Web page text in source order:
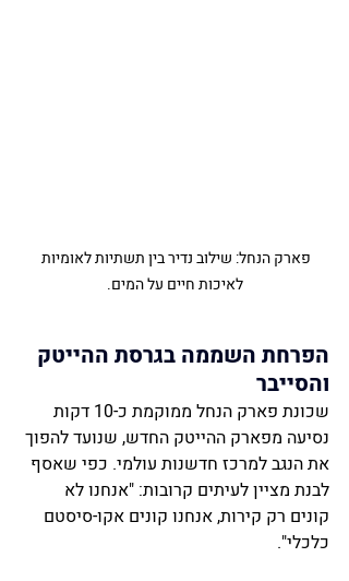
פארק הנחל: שילוב נדיר בין תשתיות לאומיות
לאיכות חיים על המים.
הפרחת השממה בגרסת ההייטק
והסייבר
שכונת פארק הנחל ממוקמת כ-10 דקות
נסיעה מפארק ההייטק החדש, שנועד להפוך
את הנגב למרכז חדשנות עולמי. כפי שאסף
לבנת מציין לעיתים קרובות: "אנחנו לא
קונים רק קירות, אנחנו קונים אקו-סיסטם
כלכלי".